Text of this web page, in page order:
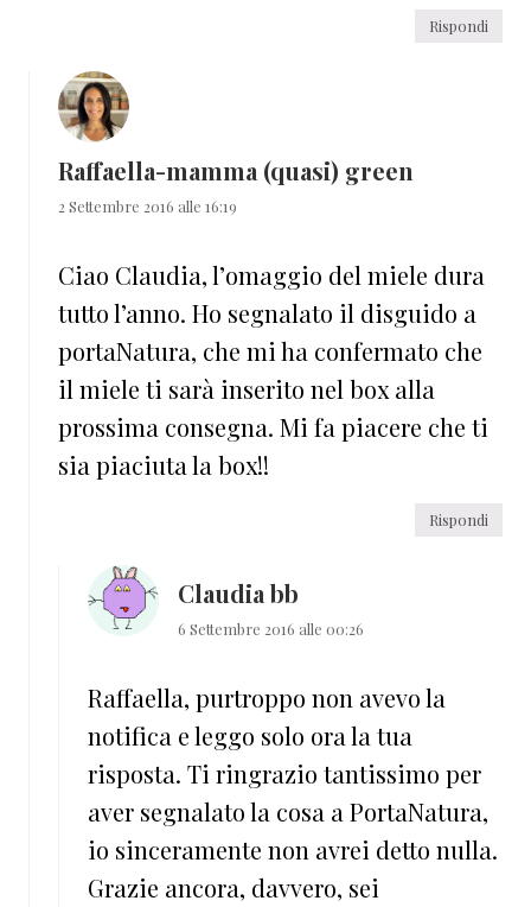
Rispondi
Raffaella-mamma (quasi) green
2 Settembre 2016 alle 16:19
Ciao Claudia, l’omaggio del miele dura
tutto l’anno. Ho segnalato il disguido a
portaNatura, che mi ha confermato che
il miele ti sarà inserito nel box alla
prossima consegna. Mi fa piacere che ti
sia piaciuta la box!!
Rispondi
Claudia bb
6 Settembre 2016 alle 00:26
Raffaella, purtroppo non avevo la
notifica e leggo solo ora la tua
risposta. Ti ringrazio tantissimo per
aver segnalato la cosa a PortaNatura,
io sinceramente non avrei detto nulla.
Grazie ancora, davvero, sei